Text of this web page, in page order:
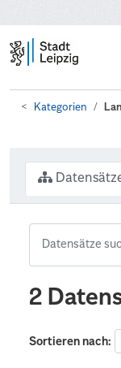
Kategorien
2
Sortieren nach